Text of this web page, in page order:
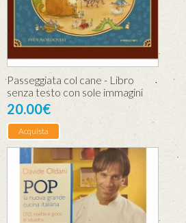
Passeggiata col cane - Libro
senza testo con sole immagini
20.00€
Acquista